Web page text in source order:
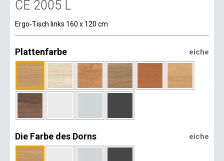
CE 2005 L
Ergo-Tisch links 160 x 120 cm
Plattenfarbe eiche
Die Farbe des Dorns eiche